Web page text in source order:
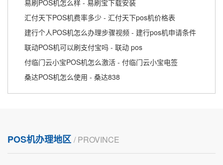
易刷POS机怎么样 - 易刷宝下载安装
汇付天下POS机费率多少 - 汇付天下pos机价格表
建行个人POS机怎么办理步骤视频 - 建行pos机申请条件
联动POS机可以刷支付宝吗 - 联动 pos
付临门云小宝POS机怎么激活 - 付临门云小宝电签
桑达POS机怎么使用 - 桑达838
POS机办理地区 / PROVINCE